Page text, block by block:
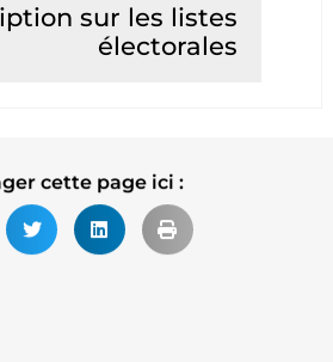
sur les listes
électorales
cette page ici :